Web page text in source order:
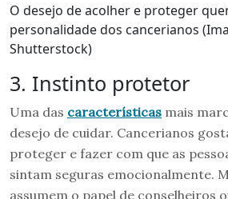
O desejo de acolher e proteger
personalidade dos cancerianos
Shutterstock)
3. Instinto protetor
Uma das características mais
desejo de cuidar. Cancerianos
proteger e fazer com que as
sintam seguras emocionalmente.
assumem o papel de conselheiros